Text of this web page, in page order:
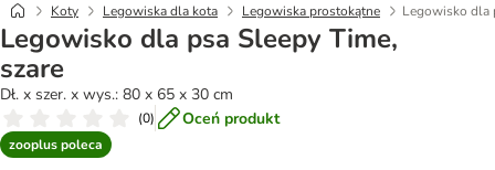
Koty Legowiska dla kota Legowiska prostokątne Legowisko dla
Legowisko dla psa Sleepy Time,
szare
Dł. x szer. x wys.: 80 x 65 x 30 cm
(0) Oceń produkt
zooplus poleca